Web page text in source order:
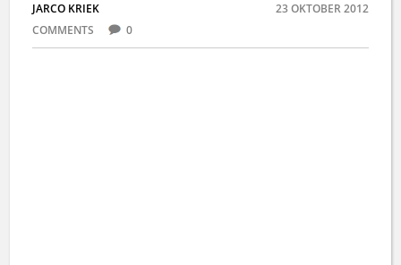
JARCO KRIEK
23 OKTOBER 2012
COMMENTS
0